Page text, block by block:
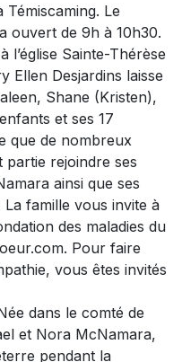
Témiscaming. Le
ouvert de 9h à 10h30.
l’église Sainte-Thérèse
Ellen Desjardins laisse
Shane (Kristen),
et ses 17
que de nombreux
partie rejoindre ses
ainsi que ses
famille vous invite à
des maladies du
Pour faire
vous êtes invités
dans le comté de
et Nora McNamara,
pendant la